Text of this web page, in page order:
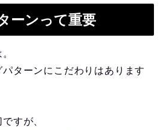
ーンって重要
ターンにこだわりはあります
すが、